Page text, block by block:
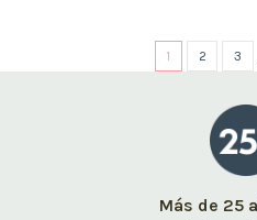
1 2 3
Más de 25